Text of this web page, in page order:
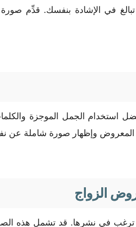
في الإشادة بنفسك. قدِّم
الجمل الموجزة والكلمات
المعروض وإظهار صورة شاملة عن
الزواج
في نشرها. قد تشمل هذه